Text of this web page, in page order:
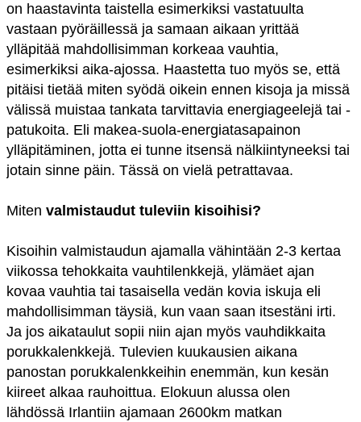
on haastavinta taistella esimerkiksi vastatuulta
vastaan pyöräillessä ja samaan aikaan yrittää
ylläpitää mahdollisimman korkeaa vauhtia,
esimerkiksi aika-ajossa. Haastetta tuo myös se, että
pitäisi tietää miten syödä oikein ennen kisoja ja missä
välissä muistaa tankata tarvittavia energiageelejä tai -
patukoita. Eli makea-suola-energiatasapainon
ylläpitäminen, jotta ei tunne itsensä nälkiintyneeksi tai
jotain sinne päin. Tässä on vielä petrattavaa.
Miten valmistaudut tuleviin kisoihisi?
Kisoihin valmistaudun ajamalla vähintään 2-3 kertaa
viikossa tehokkaita vauhtilenkkejä, ylämäet ajan
kovaa vauhtia tai tasaisella vedän kovia iskuja eli
mahdollisimman täysiä, kun vaan saan itsestäni irti.
Ja jos aikataulut sopii niin ajan myös vauhdikkaita
porukkalenkkejä. Tulevien kuukausien aikana
panostan porukkalenkkeihin enemmän, kun kesän
kiireet alkaa rauhoittua. Elokuun alussa olen
lähdössä Irlantiin ajamaan 2600km matkan